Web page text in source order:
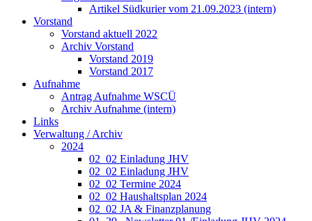
Artikel Südkurier vom 21.09.2023 (intern)
Vorstand
Vorstand aktuell 2022
Archiv Vorstand
Vorstand 2019
Vorstand 2017
Aufnahme
Antrag Aufnahme WSCÜ
Archiv Aufnahme (intern)
Links
Verwaltung / Archiv
2024
02_02 Einladung JHV
02_02 Einladung JHV
02_02 Termine 2024
02_02 Haushaltsplan 2024
02_02 JA & Finanzplanung